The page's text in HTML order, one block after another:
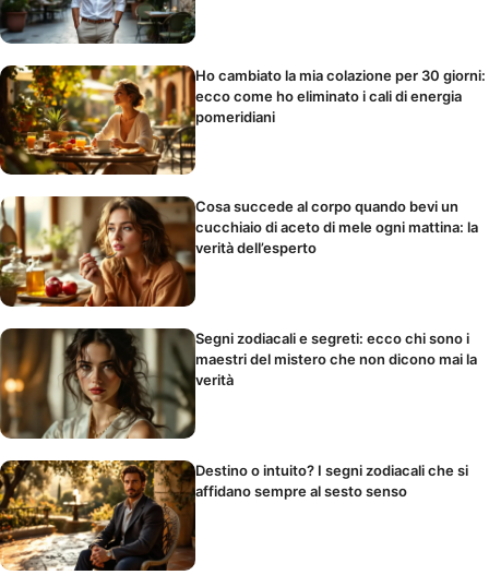
Ho cambiato la mia colazione per 30 giorni:
ecco come ho eliminato i cali di energia
pomeridiani
Cosa succede al corpo quando bevi un
cucchiaio di aceto di mele ogni mattina: la
verità dell’esperto
Segni zodiacali e segreti: ecco chi sono i
maestri del mistero che non dicono mai la
verità
Destino o intuito? I segni zodiacali che si
affidano sempre al sesto senso